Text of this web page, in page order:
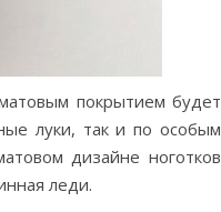
покрытием будет
луки, так и по особым
дизайне ноготков
леди.